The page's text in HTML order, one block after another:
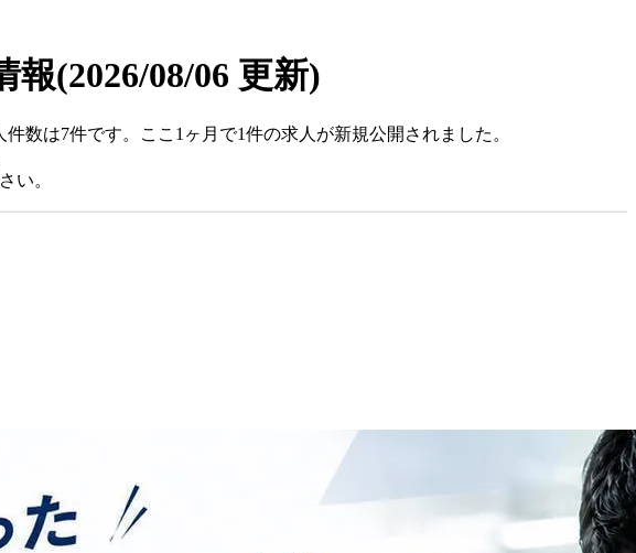
報(2026/08/06 更新)
数は7件です。ここ1ヶ月で1件の求人が新規公開されました。
い。